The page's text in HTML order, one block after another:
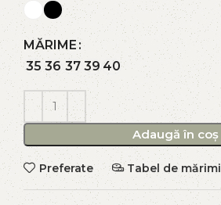
MĂRIME
35 36 37 39 40
Adaugă în coș
Preferate Tabel de mărimi